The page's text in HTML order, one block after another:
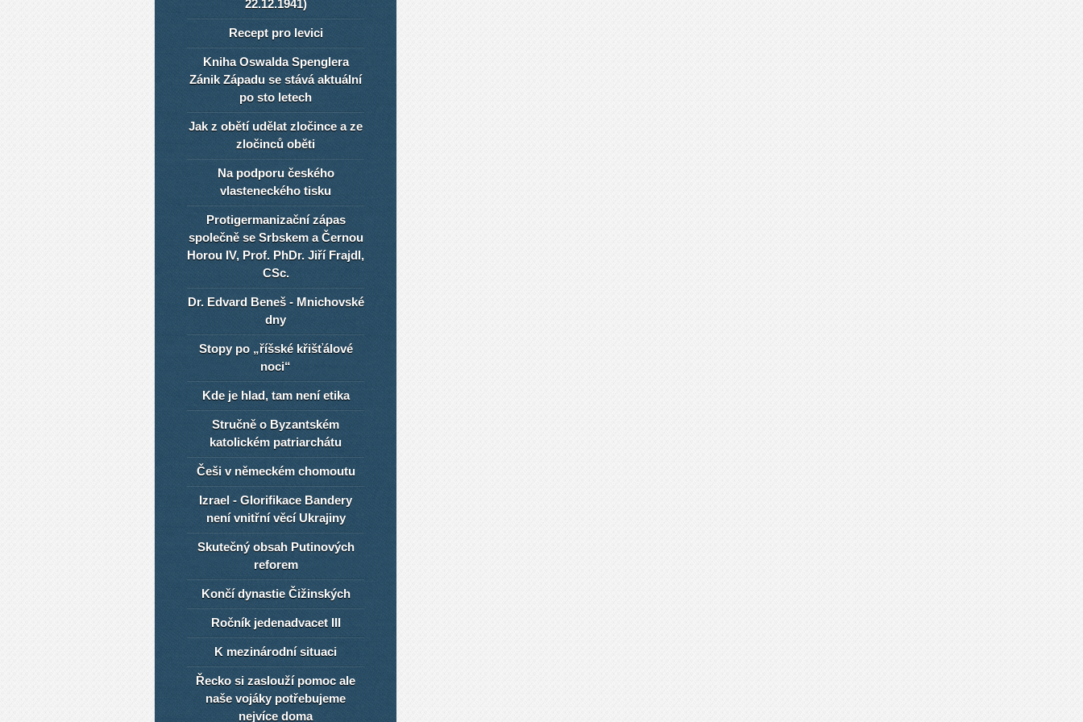
22.12.1941)
Recept pro levici
Kniha Oswalda Spenglera
Zánik Západu se stává aktuální
po sto letech
Jak z obětí udělat zločince a ze
zločinců oběti
Na podporu českého
vlasteneckého tisku
Protigermanizační zápas
společně se Srbskem a Černou
Horou IV, Prof. PhDr. Jiří Frajdl,
CSc.
Dr. Edvard Beneš - Mnichovské
dny
Stopy po „říšské křišťálové
noci“
Kde je hlad, tam není etika
Stručně o Byzantském
katolickém patriarchátu
Češi v německém chomoutu
Izrael - Glorifikace Bandery
není vnitřní věcí Ukrajiny
Skutečný obsah Putinových
reforem
Končí dynastie Čižinských
Ročník jedenadvacet III
K mezinárodní situaci
Řecko si zaslouží pomoc ale
naše vojáky potřebujeme
nejvíce doma